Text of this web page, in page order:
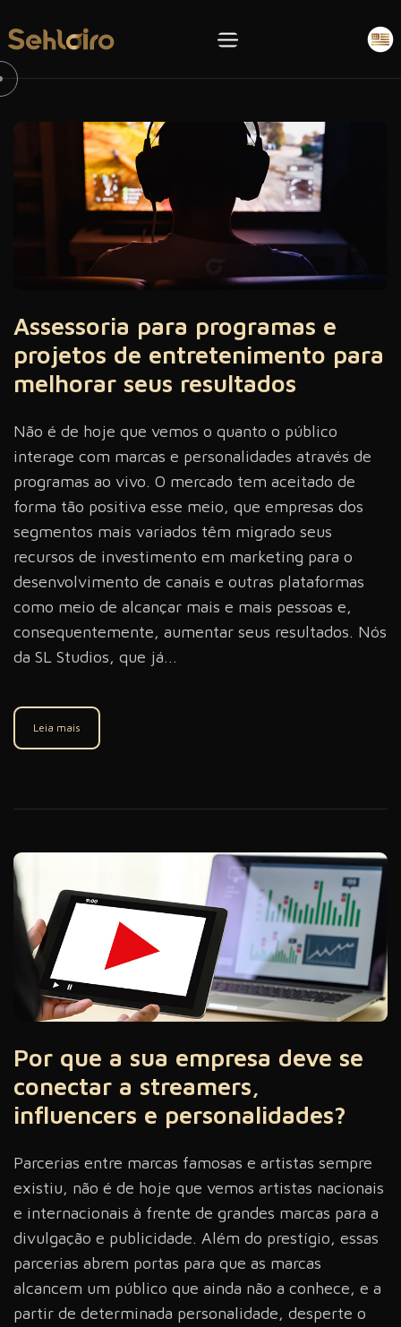
Assessoria para programas e
projetos de entretenimento para
melhorar seus resultados
Não é de hoje que vemos o quanto o público
interage com marcas e personalidades através de
programas ao vivo. O mercado tem aceitado de
forma tão positiva esse meio, que empresas dos
segmentos mais variados têm migrado seus
recursos de investimento em marketing para o
desenvolvimento de canais e outras plataformas
como meio de alcançar mais e mais pessoas e,
consequentemente, aumentar seus resultados. Nós
da SL Studios, que já...
Leia mais
Por que a sua empresa deve se
conectar a streamers,
influencers e personalidades?
Parcerias entre marcas famosas e artistas sempre
existiu, não é de hoje que vemos artistas nacionais
e internacionais à frente de grandes marcas para a
divulgação e publicidade. Além do prestígio, essas
parcerias abrem portas para que as marcas
alcancem um público que ainda não a conhece, e a
partir de determinada personalidade, desperte o